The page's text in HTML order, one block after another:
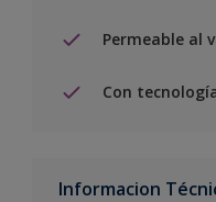
Permeable al
Con
Informacion